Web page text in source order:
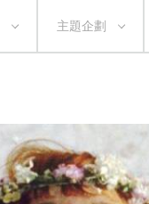
主題企劃